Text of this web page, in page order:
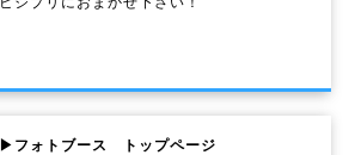
▶フォトブース トップページ